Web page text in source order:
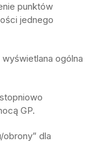
punktów
jednego
ogólna
GP.
obrony” dla